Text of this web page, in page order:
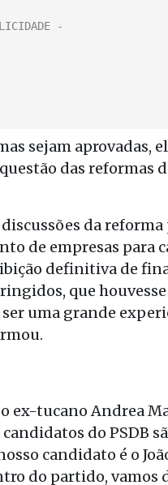
sejam aprovadas,
das reformas
da
de empresas para
definitiva de
que
uma grande
ex-tucano Andrea
do PSDB
candidato é o
do partido, vamos